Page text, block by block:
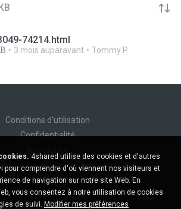
74214.html
3 mois auparavant Tommy P.
Conditions d'utilisation
Confidentialité
pas mes informations personnelles
mes informations personnelles
4shared utilise des cookies et d'autres
pour comprendre d'où viennent nos visiteurs et
de navigation sur notre site Web. En
vous consentez à notre utilisation de cookies
de suivi. Modifier mes préférences